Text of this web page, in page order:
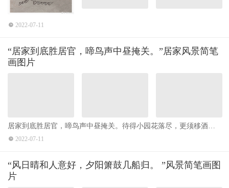
2022-07-11
“居家到底胜居官，啼鸟声中昼掩关。​​​​”居家风景简笔
画图片
居家到底胜居官，啼鸟声中昼掩关。待得小园花落尽，更须移酒对
青山。 ​​​​
2022-07-11
“风日晴和人意好，夕阳箫鼓几船归。 ”风景简笔画图
片